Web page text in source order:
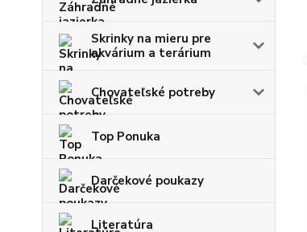
Skrinky na mieru pre
akvárium a terárium
Chovateľské potreby
Top Ponuka
Darčekové poukazy
Literatúra